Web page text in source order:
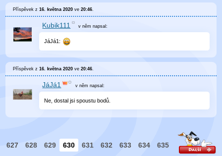
Příspěvek z16. května 2020 ve20:46.
Kubik111 v němnapsal:
JáJá1:
Příspěvek z16. května 2020 ve20:46.
JáJá1 v něm napsal:
Ne, dostal jsi spoustu bodů.
627 628 629 630 631 632 633 634 635